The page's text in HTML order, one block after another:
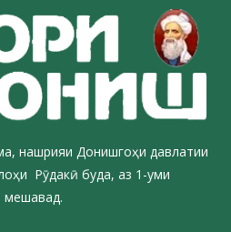
нашрияи Донишгоҳи давлатии
Рӯдакӣ буда, аз 1-уми
мешавад.